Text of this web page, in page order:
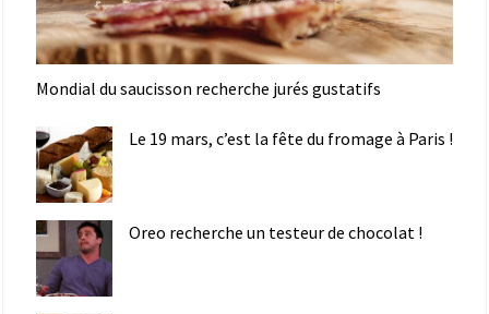
Mondial du saucisson recherche jurés gustatifs
Le 19 mars, c’est la fête du fromage à Paris !
Oreo recherche un testeur de chocolat !